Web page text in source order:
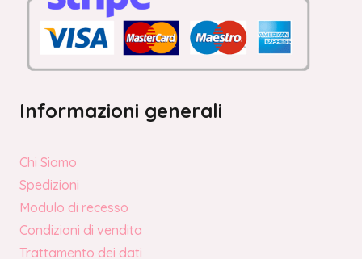
Informazioni generali
Chi Siamo
Spedizioni
Modulo di recesso
Condizioni di vendita
Trattamento dei dati